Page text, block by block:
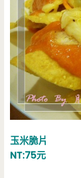
玉米脆片
NT:75元